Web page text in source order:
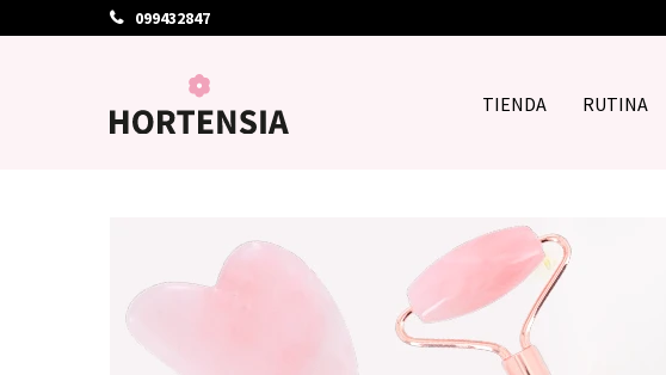
TIENDA RUTINA
099432847